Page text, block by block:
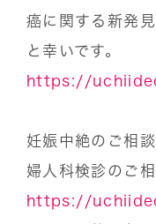
癌に関する新発
と幸いです。
https://
妊娠中絶のご相
婦人科検診のご
https://